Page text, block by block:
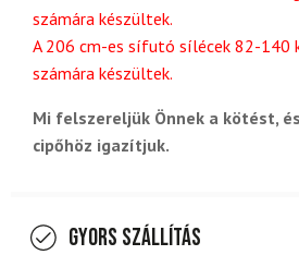
számára készültek.
A 206 cm-es sífutó sílécek 82-140
számára készültek.
Mi felszereljük Önnek a kötést,
cipőhöz igazítjuk.
Gyors szállítás